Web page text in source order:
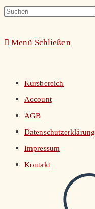
umschalten
Menü Schließen
Kursbereich
Account
AGB
Datenschutzerklärung
Impressum
Kontakt